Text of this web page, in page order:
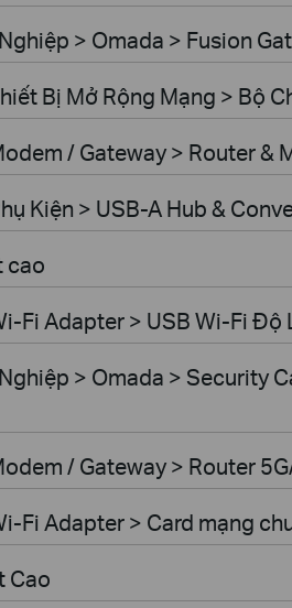
> Omada > Fusion
Bị Mở Rộng Mạng > Bộ
/ Gateway > Router &
Kiện > USB-A Hub &
cao
Fi Adapter > USB Wi-Fi Độ
> Omada > Security
/ Gateway > Router
Fi Adapter > Card mạng
Cao